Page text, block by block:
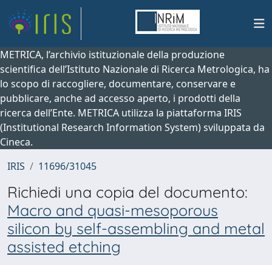
METRICA, l’archivio istituzionale della produzione
scientifica dell’Istituto Nazionale di Ricerca Metrologica, ha
lo scopo di raccogliere, documentare, conservare e
pubblicare, anche ad accesso aperto, i prodotti della
ricerca dell’Ente. METRICA utilizza la piattaforma IRIS
(Institutional Research Information System) sviluppata da
Cineca.
IRIS
11696/31045
Richiedi una copia del documento:
Macro and quasi-mesoporous
silicon by self-assembling and metal
assisted etching